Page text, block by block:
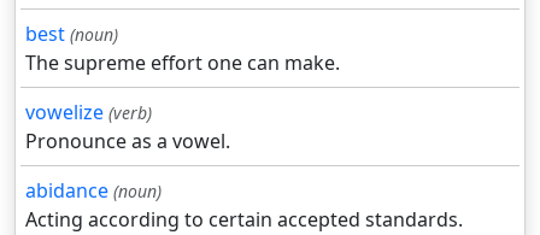
best (noun)
The supreme effort one can make.
vowelize (verb)
Pronounce as a vowel.
abidance (noun)
Acting according to certain accepted standards.